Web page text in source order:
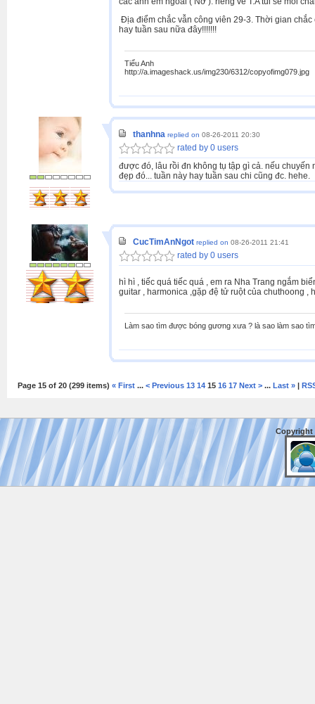
Địa điểm chắc vẫn công viên 29-3. Thời gian
hay tuần sau nữa đây!!!!!!!
Tiểu Anh
http://a.imageshack.us/img230/6312/copyofimg079.jpg
thanhna replied on 08-26-2011 20:30
rated by 0 users
được đó, lâu rồi đn không tụ tập gì cả. nếu
đẹp đó... tuần này hay tuần sau chi cũng đc. hehe.
CucTimAnNgot replied on 08-26-2011 21:41
rated by 0 users
hì hì , tiếc quá tiếc quá , em ra Nha Trang ngắm
guitar , harmonica ,gặp đệ tử ruột của chuthoong ,
Làm sao tìm được bóng gương xưa ? là sao làm sao
Page 15 of 20 (299 items) « First ... < Previous 13 14 15 16 17 Next > ... Last » |
Copyright